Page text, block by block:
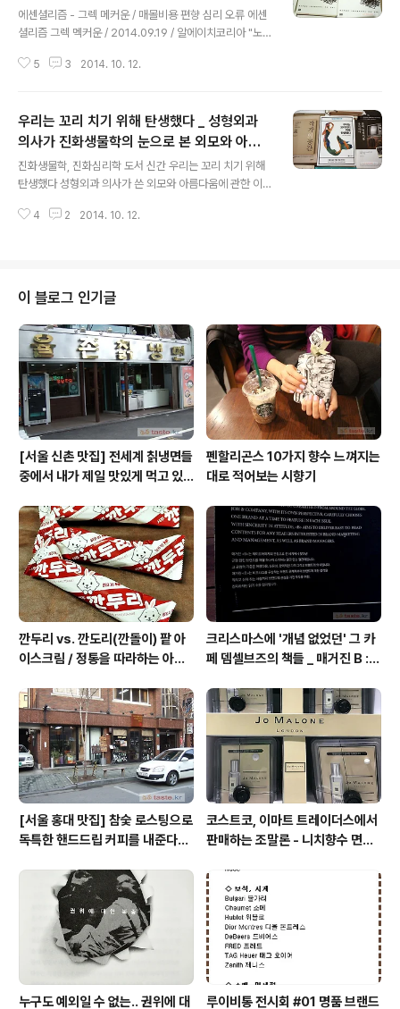
에센셜리즘 - 그렉 메커운 / 매몰비용 편향 심리 오류 에센
셜리즘 그렉 멕커운 / 2014.09.19 / 알에이치코리아 "노
어떤 대상에 대해 시간, 돈, 노력 등을 이미 투자한 경우, 해
성이 크다. 더 많이 투자할수록 더 집착하게 되고, 그럴수록
더 큰 손해를 입게 될 뿐이다. 하지만 매몰비용 편향에 사로
잡히게 되면 잘못된 투자라 하더라도 멈추기가 어렵다.” *
매몰비용 편향 심리 여기까지 왔는데 이왕 이렇게 된 거 손
5 3 2014. 10. 12.
우리는 꼬리 치기 위해 탄생했다 _ 성형외과
의사가 진화생물학의 눈으로 본 외모와 아름
다움
진화생물학, 진화심리학 도서 신간 우리는 꼬리 치기 위해
탄생했다 성형외과 의사가 쓴 외모와 아름다움에 관한 이
09.25 / 위즈덤하우스 번역서 제목보다 세련된 원제목: S
리학에 아직 발을 들이지 않은 이들에게는 참신하게 읽힐
내용. 책의 구성 진화생물학·진화심리학 + 외모에 관한 성
형외과의사의 임상 관점 + 자존감 고양 = 우리는 꼬리 치
기 위해 탄생했다 야하게 생긴 것은 일종의 권력이다! 맞는
말인데 그렇다 인정하기에는 마뜩잖은 심기에 이런 저런
이유로, 전혀 ..
4 2 2014. 10. 12.
이 블로그 인기글
[서울 신촌 맛집] 전세계 칡냉면들
중에서 내가 제일 맛있게 먹고 있
펜할리곤스 10가지 향수 느껴지는
대로 적어보는 시향기
깐두리 vs. 깐도리(깐돌이) 팥 아
이스크림 / 정통을 따라하는 아류
스크림
크리스마스에 '개념 없었던' 그 카
페 뎀셀브즈의 책들 _ 매거진 B :
커피
[서울 홍대 맛집] 참숯 로스팅으로
독특한 핸드드립 커피를 내준다는
코스트코, 이마트 트레이더스에서
판매하는 조말론 - 니치향수 면세
누구도 예외일 수 없는.. 권위에 대 루이비통 전시회 #01 명품 브랜드